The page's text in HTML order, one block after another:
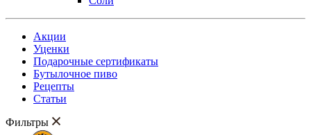
Акции
Уценки
Подарочные сертификаты
Бутылочное пиво
Рецепты
Статьи
Фильтры